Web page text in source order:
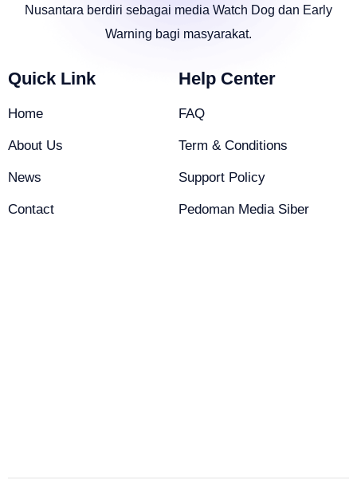
Nusantara berdiri sebagai media Watch Dog dan Early
Warning bagi masyarakat.
Quick Link
Home
About Us
News
Contact
Help Center
FAQ
Term & Conditions
Support Policy
Pedoman Media Siber